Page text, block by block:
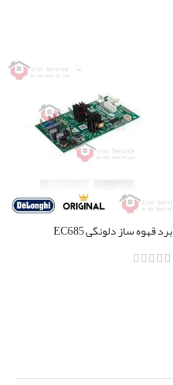
برد قهوه ساز دلونگی EC685